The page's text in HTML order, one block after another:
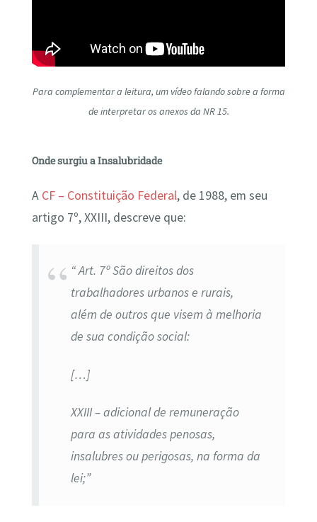
Para complementar a leitura, um vídeo falando sobre a forma
de interpretar os anexos da NR 15.
Onde surgiu a Insalubridade
A CF – Constituição Federal, de 1988, em seu
artigo 7º, XXIII, descreve que:
“ Art. 7º São direitos dos
trabalhadores urbanos e rurais,
além de outros que visem à melhoria
de sua condição social:
[…]
XXIII – adicional de remuneração
para as atividades penosas,
insalubres ou perigosas, na forma da
lei;”